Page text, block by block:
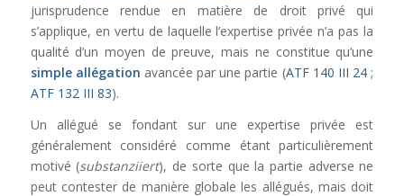
jurisprudence rendue en matière de droit privé qui
s’applique, en vertu de laquelle l’expertise privée n’a pas la
qualité d’un moyen de preuve, mais ne constitue qu’une
simple allégation avancée par une partie (ATF 140 III 24 ;
ATF 132 III 83).
Un allégué se fondant sur une expertise privée est
généralement considéré comme étant particulièrement
motivé (substanziiert), de sorte que la partie adverse ne
peut contester de manière globale les allégués, mais doit